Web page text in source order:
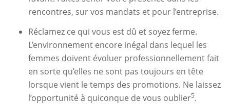
rencontres, sur vos mandats et pour l’entreprise.
Réclamez ce qui vous est dû et soyez ferme.
L’environnement encore inégal dans lequel les
femmes doivent évoluer professionnellement fait
en sorte qu’elles ne sont pas toujours en tête
lorsque vient le temps des promotions. Ne laissez
l’opportunité à quiconque de vous oublier5.